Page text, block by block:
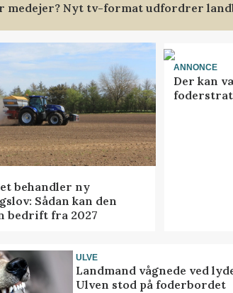
medejer? Nyt tv-format udfordrer
behandler ny
Sådan kan den
bedrift fra 2027
ANNONCE
Der kan
ULVE
Landmand vågnede ved
Ulven stod på foderbordet